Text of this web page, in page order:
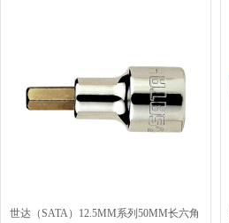
世达（SATA）12.5MM系列50MM长六角